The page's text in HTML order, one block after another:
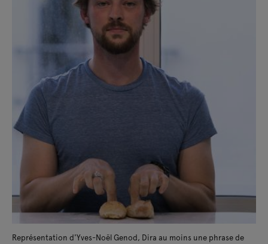
Représentation d'Yves-Noël Genod, Dira au moins une phrase de